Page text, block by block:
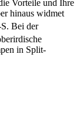
Vorteile und Ihre
hinaus widmet
Bei der
in Split-